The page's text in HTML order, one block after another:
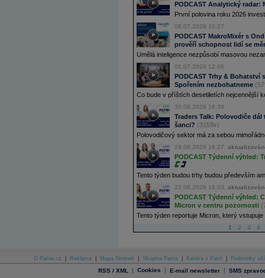
PODCAST Analytický radar:
První polovina roku 2026
08.07.2026 10:27
PODCAST MakroMixér s
prověří schopnost lidí se
Umělá inteligence nezpůsobí masovou
01.07.2026 12:06
PODCAST Trhy & Bohatství
Spořením nezbohatneme
Co bude v příštích desetiletích nejcennější
30.06.2026 16:39
Traders Talk: Polovodiče
šanci? (3159x)
Polovodičový sektor má za sebou
29.06.2026 16:27,
PODCAST Týdenní výhled:
Tento týden budou trhy budou především
22.06.2026 16:03,
PODCAST Týdenní výhled:
Micron v centru pozornosti
Tento týden reportuje Micron, který
1 2 3 4
O Patria.cz Reklama Mapa Stránek Skupina Patria Kariéra v Patrii Podmínky
RSS / XML | Cookies | E-mail newsletter | SMS